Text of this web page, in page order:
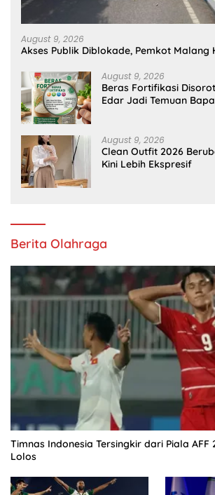
August 9, 2026
Akses Publik Diblokade, Pemkot Malang
August 9, 2026
Beras Fortifikasi
Edar Jadi Temuan
August 9, 2026
Clean Outfit 2026
Kini Lebih Ekspresif
Berita Olahraga
Timnas Indonesia Tersingkir dari Piala AFF
Lolos